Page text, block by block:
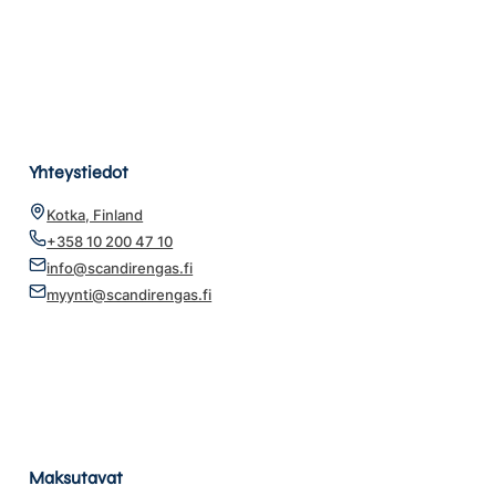
Yhteystiedot
Kotka, Finland
+358 10 200 47 10
info@scandirengas.fi
myynti@scandirengas.fi
Maksutavat